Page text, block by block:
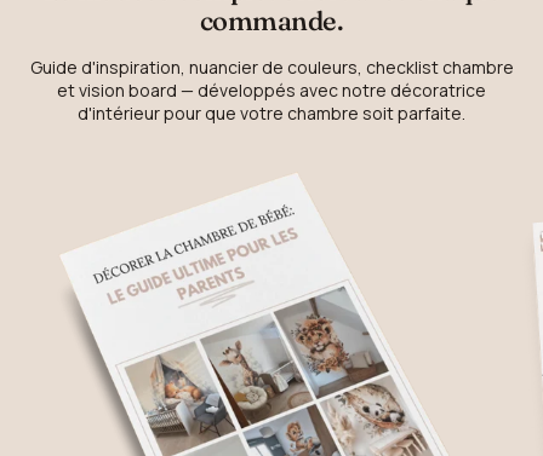
commande.
Guide d'inspiration, nuancier de couleurs, checklist chambre
et vision board — développés avec notre décoratrice
d'intérieur pour que votre chambre soit parfaite.